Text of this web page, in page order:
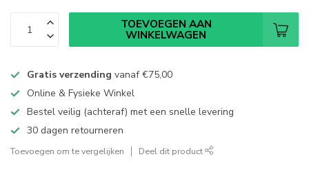
TOEVOEGEN AAN
WINKELWAGEN
Gratis verzending vanaf€75,00
Online & Fysieke Winkel
Bestel veilig (achteraf) met een snelle levering
30 dagen retourneren
Toevoegen om te vergelijken Deel dit product